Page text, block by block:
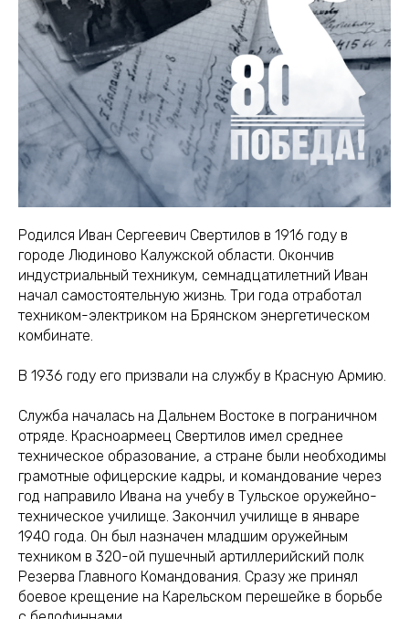
Родился Иван Сергеевич Свертилов в 1916 году в
городе Людиново Калужской области. Окончив
индустриальный техникум, семнадцатилетний Иван
начал самостоятельную жизнь. Три года отработал
техником-электриком на Брянском энергетическом
комбинате.
В 1936 году его призвали на службу в Красную Армию.
Служба началась на Дальнем Востоке в пограничном
отряде. Красноармеец Свертилов имел среднее
техническое образование, а стране были необходимы
грамотные офицерские кадры, и командование через
год направило Ивана на учебу в Тульское оружейно-
техническое училище. Закончил училище в январе
1940 года. Он был назначен младшим оружейным
техником в 320-ой пушечный артиллерийский полк
Резерва Главного Командования. Сразу же принял
боевое крещение на Карельском перешейке в борьбе